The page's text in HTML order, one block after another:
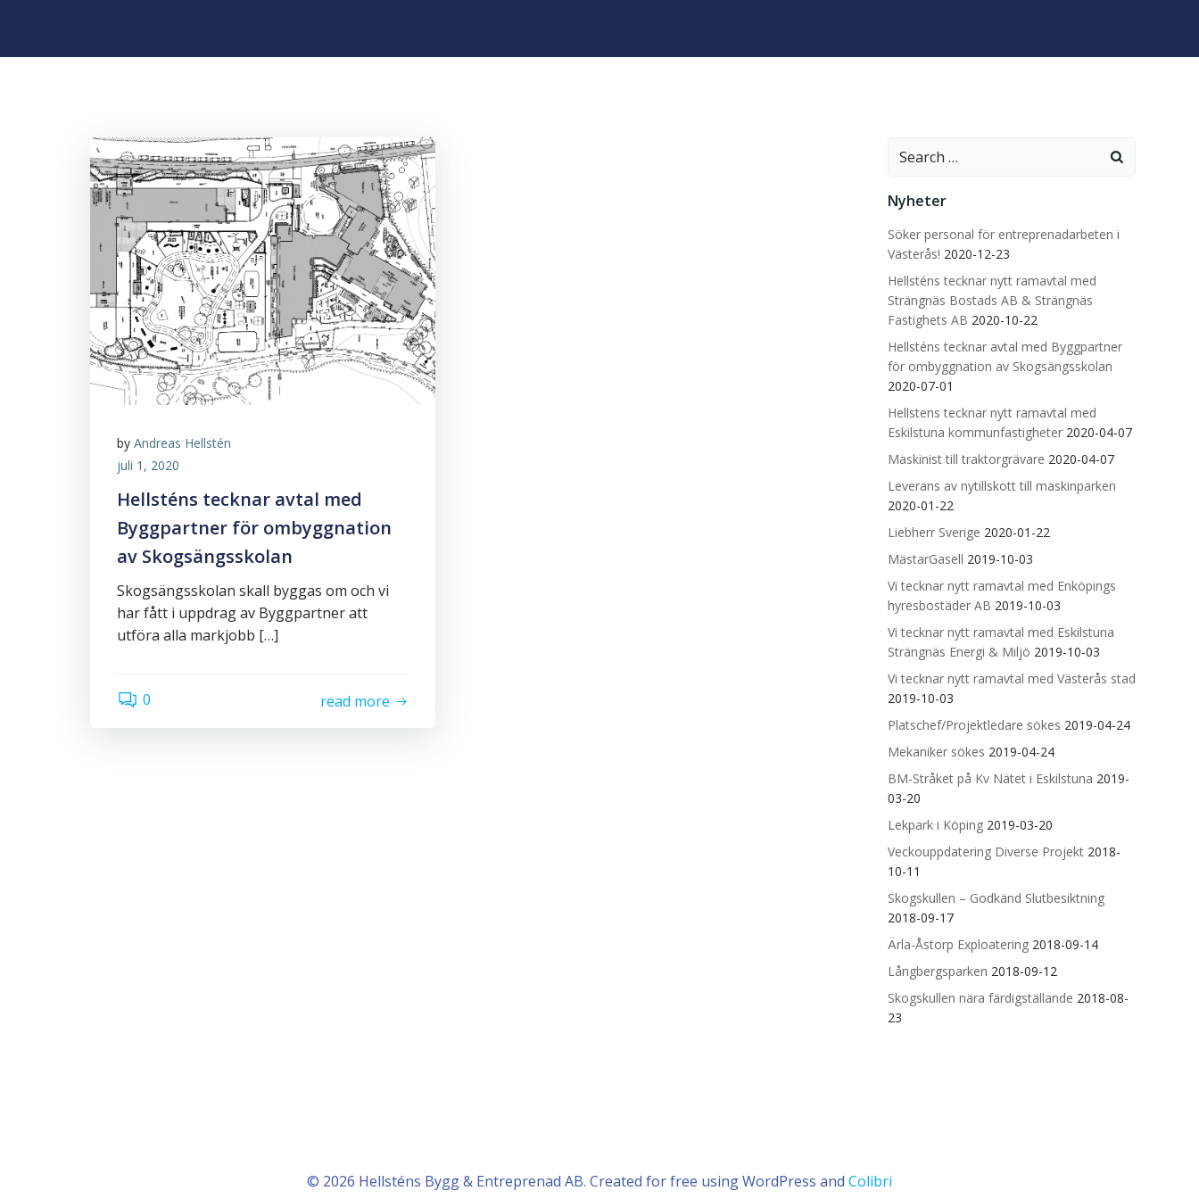
by Andreas Hellstén
juli 1, 2020
Hellsténs tecknar avtal med
Byggpartner för ombyggnation
av Skogsängsskolan
Skogsängsskolan skall byggas om och vi
har fått i uppdrag av Byggpartner att
utföra alla markjobb […]
0 read more
Search
Nyheter
Söker personal för entreprenadarbeten i
Västerås! 2020-12-23
Hellsténs tecknar nytt ramavtal med
Strängnäs Bostads AB & Strängnäs
Fastighets AB 2020-10-22
Hellsténs tecknar avtal med Byggpartner
för ombyggnation av Skogsängsskolan
2020-07-01
Hellstens tecknar nytt ramavtal med
Eskilstuna kommunfastigheter 2020-04-07
Maskinist till traktorgrävare 2020-04-07
Leverans av nytillskott till maskinparken
2020-01-22
Liebherr Sverige 2020-01-22
MästarGasell 2019-10-03
Vi tecknar nytt ramavtal med Enköpings
hyresbostäder AB 2019-10-03
Vi tecknar nytt ramavtal med Eskilstuna
Strängnäs Energi & Miljö 2019-10-03
Vi tecknar nytt ramavtal med Västerås stad
2019-10-03
Platschef/Projektledare sökes 2019-04-24
Mekaniker sökes 2019-04-24
BM-Stråket på Kv Nätet i Eskilstuna 2019-
03-20
Lekpark i Köping 2019-03-20
Veckouppdatering Diverse Projekt 2018-
10-11
Skogskullen – Godkänd Slutbesiktning
2018-09-17
Ärla-Åstorp Exploatering 2018-09-14
Långbergsparken 2018-09-12
Skogskullen nära färdigställande 2018-08-
23
© 2026 Hellsténs Bygg & Entreprenad AB. Created for free using WordPress and Colibri